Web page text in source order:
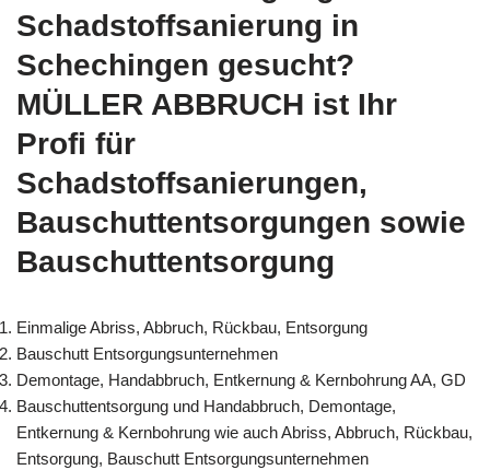
Schadstoffsanierung in
Schechingen gesucht?
MÜLLER ABBRUCH ist Ihr
Profi für
Schadstoffsanierungen,
Bauschuttentsorgungen sowie
Bauschuttentsorgung
Einmalige Abriss, Abbruch, Rückbau, Entsorgung
Bauschutt Entsorgungsunternehmen
Demontage, Handabbruch, Entkernung & Kernbohrung AA, GD
Bauschuttentsorgung und Handabbruch, Demontage,
Entkernung & Kernbohrung wie auch Abriss, Abbruch, Rückbau,
Entsorgung, Bauschutt Entsorgungsunternehmen